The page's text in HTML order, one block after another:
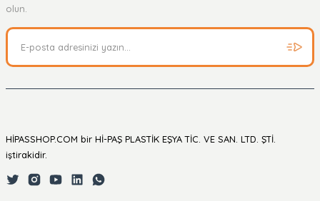
olun.
HİPASSHOP.COM bir Hİ-PAŞ PLASTİK EŞYA TİC. VE SAN. LTD. ŞTİ.
iştirakidir.